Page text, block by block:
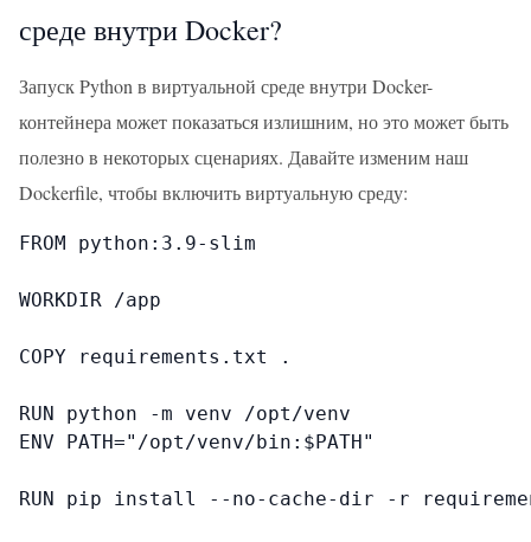
среде внутри Docker?
Запуск Python в виртуальной среде внутри Docker-
контейнера может показаться излишним, но это может быть
полезно в некоторых сценариях. Давайте изменим наш
Dockerfile, чтобы включить виртуальную среду:
FROM python:3.9-slim
WORKDIR /app
COPY requirements.txt .
RUN python -m venv /opt/venv
ENV PATH="/opt/venv/bin:$PATH"
RUN pip install --no-cache-dir -r